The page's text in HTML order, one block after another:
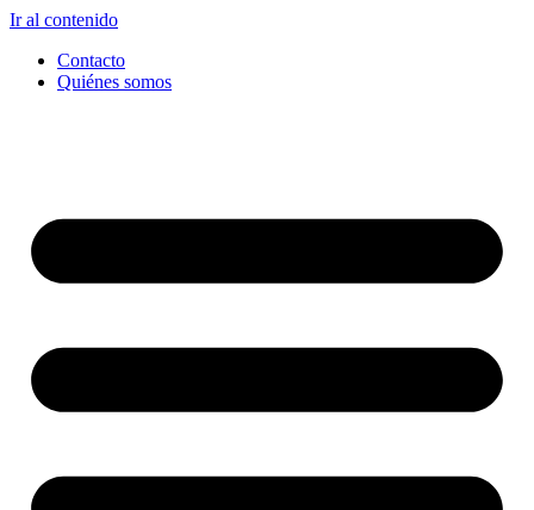
Ir al contenido
Contacto
Quiénes somos